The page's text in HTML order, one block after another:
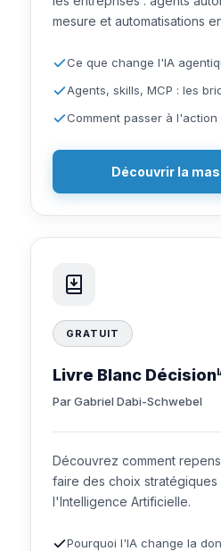
mesure et automatisations
Ce que change l'IA
Agents, skills, MCP : les
Comment passer à
Découvrir la
GRATUIT
Livre Blanc Décision
Par Gabriel Dabi-Schwebel
Découvrez comment
faire des choix
l'Intelligence Artificielle.
Pourquoi l'IA change la